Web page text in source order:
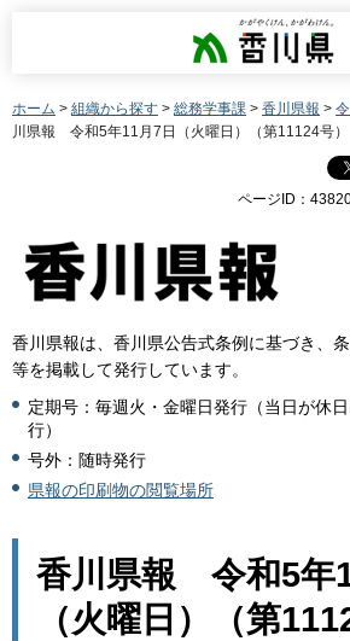
香川県
ホーム > 組織から探す > 総務学事課 > 香川県報 >
川県報 令和5年11月7日（火曜日）（第11124号）
ページID：
香川県報は、香川県公告式条例に基づき、
等を掲載して発行しています。
定期号：毎週火・金曜日発行（当日が休
行）
号外：随時発行
県報の印刷物の閲覧場所
香川県報 令和5年
（火曜日）（第